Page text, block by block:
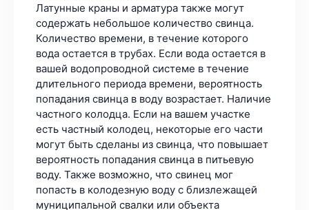
Латунные краны и арматура также могут
содержать небольшое количество свинца.
Количество времени, в течение которого
вода остается в трубах. Если вода остается в
вашей водопроводной системе в течение
длительного периода времени, вероятность
попадания свинца в воду возрастает. Наличие
частного колодца. Если на вашем участке
есть частный колодец, некоторые его части
могут быть сделаны из свинца, что повышает
вероятность попадания свинца в питьевую
воду. Также возможно, что свинец мог
попасть в колодезную воду с близлежащей
муниципальной свалки или объекта